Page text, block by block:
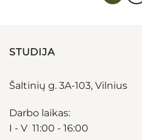
STUDIJA
Šaltinių g. 3A-103, Vilnius
Darbo laikas:
I - V 11:00 - 16:00